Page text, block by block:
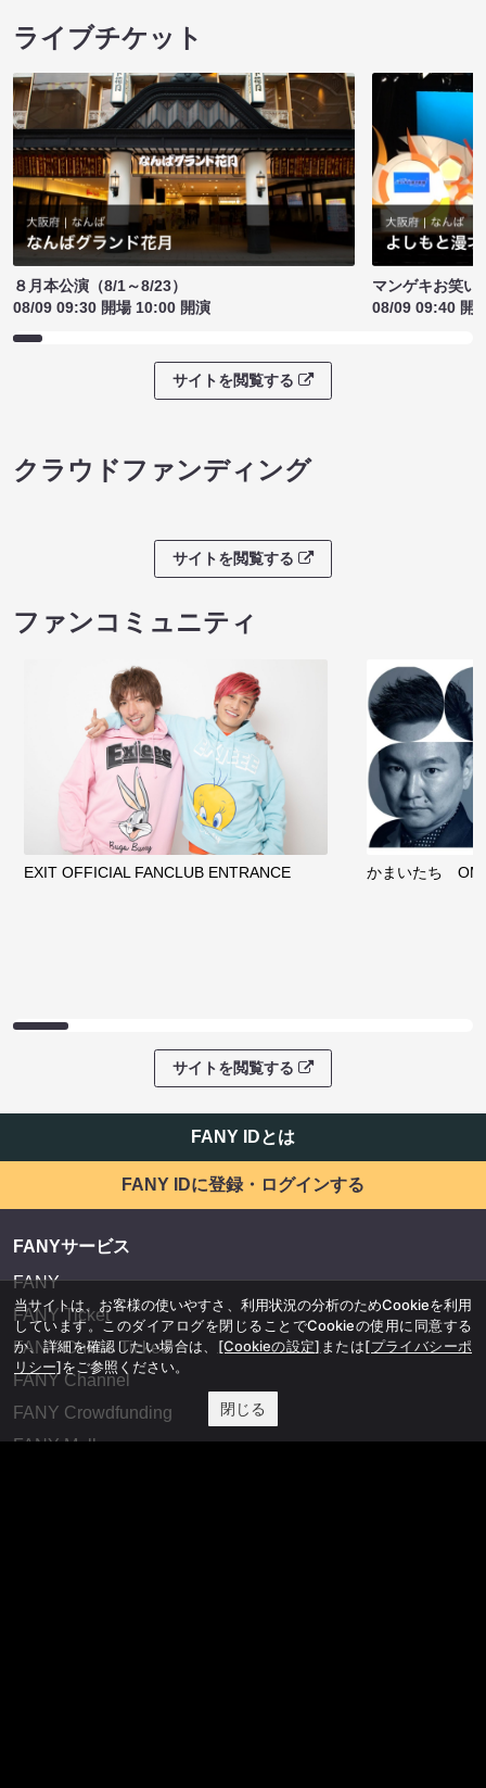
ライブチケット
８月本公演（8/1～8/23）
08/09 09:30 開場 10:00 開演
マンゲキお笑い
08/09 09:40 開
サイトを閲覧する
クラウドファンディング
サイトを閲覧する
ファンコミュニティ
EXIT OFFICIAL FANCLUB ENTRANCE かまいたち
サイトを閲覧する
FANY IDとは
FANY IDに登録・ログインする
FANYサービス
FANY
FANY Ticket
FANY Online Ticket
FANY Channel
FANY Crowdfunding
FANY Mall
当サイトは、お客様の使いやすさ、利用状況の分析のためCookieを利用
しています。このダイアログを閉じることでCookieの使用に同意する
か、詳細を確認したい場合は、 [Cookieの設定] または[プライバシーポ
リシー]をご参照ください。
閉じる